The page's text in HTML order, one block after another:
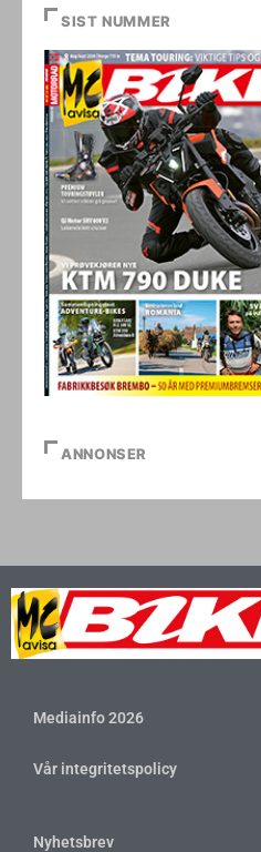
SIST NUMMER
ANNONSER
Mediainfo 2026
Vår integritetspolicy
Nyhetsbrev